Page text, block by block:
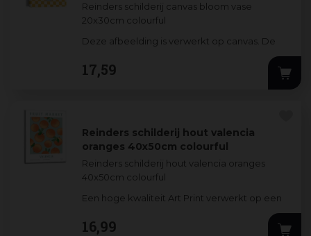
Reinders schilderij canvas bloom vase
20x30cm colourful
Deze afbeelding is verwerkt op canvas. De
heldere kleurweergave
17,59
Reinders schilderij hout valencia
oranges 40x50cm colourful
Reinders schilderij hout valencia oranges
40x50cm colourful
Een hoge kwaliteit Art Print verwerkt op een
3mm dik MDF-bord. De stijlvolle prints worden
omlijst doo
16,99